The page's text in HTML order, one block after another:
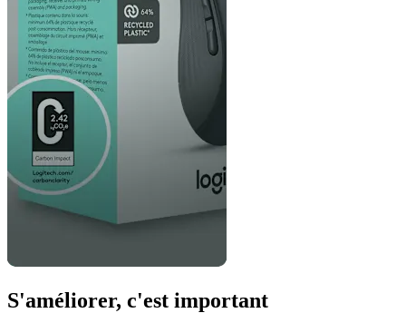
S'améliorer, c'est important